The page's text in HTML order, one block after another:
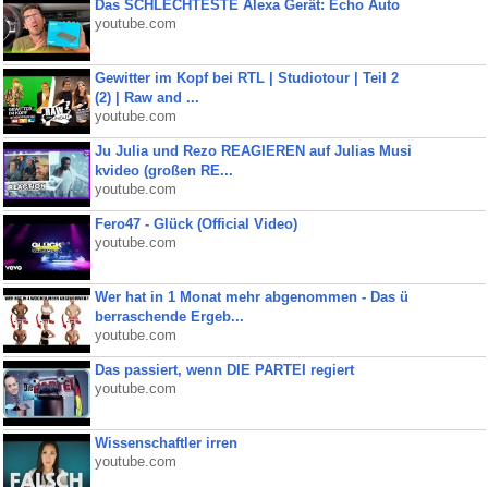
Das SCHLECHTESTE Alexa Gerät: Echo Auto
youtube.com
Gewitter im Kopf bei RTL | Studiotour | Teil 2
(2) | Raw and ...
youtube.com
Ju Julia und Rezo REAGIEREN auf Julias Musi
kvideo (großen RE...
youtube.com
Fero47 - Glück (Official Video)
youtube.com
Wer hat in 1 Monat mehr abgenommen - Das ü
berraschende Ergeb...
youtube.com
Das passiert, wenn DIE PARTEI regiert
youtube.com
Wissenschaftler irren
youtube.com